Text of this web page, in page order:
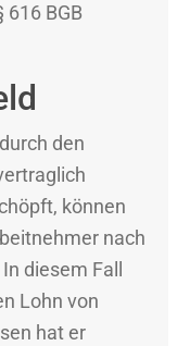
BGB
den
können
nach
diesem Fall
Lohn von
hat er